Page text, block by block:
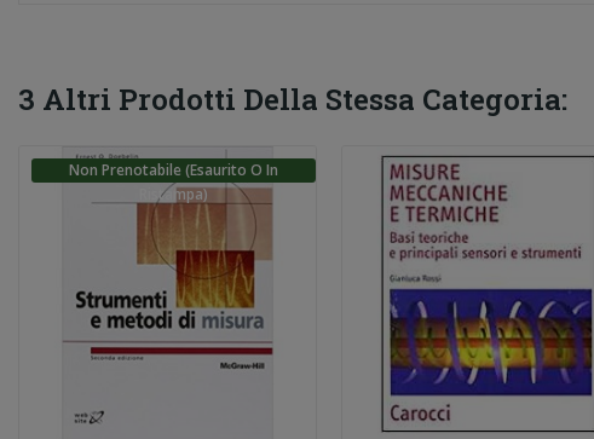
3 Altri Prodotti Della Stessa Categoria:
Non Prenotabile (esaurito O In
Ristampa)